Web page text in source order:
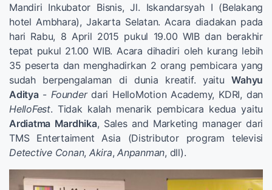
Mandiri Inkubator Bisnis, Jl. Iskandarsyah I (Belakang
hotel Ambhara), Jakarta Selatan. Acara diadakan pada
hari Rabu, 8 April 2015 pukul 19.00 WIB dan berakhir
tepat pukul 21.00 WIB. Acara dihadiri oleh kurang lebih
35 peserta dan menghadirkan 2 orang pembicara yang
sudah berpengalaman di dunia kreatif. yaituWahyu
Aditya-Founderdari HelloMotion Academy, KDRI, dan
HelloFest. Tidak kalah menarik pembicara kedua yaitu
Ardiatma Mardhika, Sales and Marketing manager dari
TMS Entertaiment Asia (Distributor program televisi
Detective Conan, Akira, Anpanman, dll).